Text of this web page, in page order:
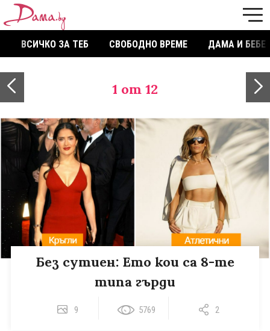
ВСИЧКО ЗА ТЕБ СВОБОДНО ВРЕМЕ ДАМА И БЕБЕ
1 от 12
Без сутиен: Ето кои са 8-те
типа гърди
9 5769 2